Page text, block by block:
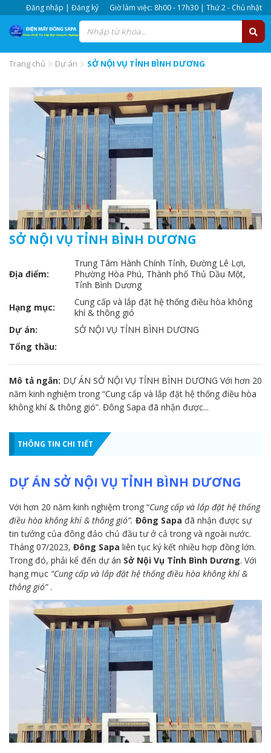
Đăng nhập | Đăng ký Giờ làm việc: 8h00 - 17h30 | Thứ 2 - Chủ nhật
Trang chủ Dự án SỞ NỘI VỤ TỈNH BÌNH DƯƠNG
SỞ NỘI VỤ TỈNH BÌNH DƯƠNG
Địa điểm:
Trung Tâm Hành Chính Tỉnh, Đường Lê Lợi,
Phường Hòa Phú, Thành phố Thủ Dầu Một,
Tỉnh Bình Dương
Hạng mục:
Cung cấp và lắp đặt hệ thống điều hòa không
khí & thông gió
Dự án:
SỞ NỘI VỤ TỈNH BÌNH DƯƠNG
Tổng thầu:
Mô tả ngắn: DỰ ÁN SỞ NỘI VỤ TỈNH BÌNH DƯƠNG Với hơn 20
năm kinh nghiệm trong “Cung cấp và lắp đặt hệ thống điều hòa
không khí & thông gió”. Đông Sapa đã nhận được...
THÔNG TIN CHI TIẾT
DỰ ÁN SỞ NỘI VỤ TỈNH BÌNH DƯƠNG
Với hơn 20 năm kinh nghiệm trong “Cung cấp và lắp đặt hệ thống
điều hòa không khí & thông gió”. Đông Sapa đã nhận được sự
tin tưởng của đông đảo chủ đầu tư ở cả trong và ngoài nước.
Tháng 07/2023, Đông Sapa liên tục ký kết nhiều hợp đồng lớn.
Trong đó, phải kể đến dự án Sở Nội Vụ Tỉnh Bình Dương. Với
hạng mục “Cung cấp và lắp đặt hệ thống điều hòa không khí &
thông gió”.